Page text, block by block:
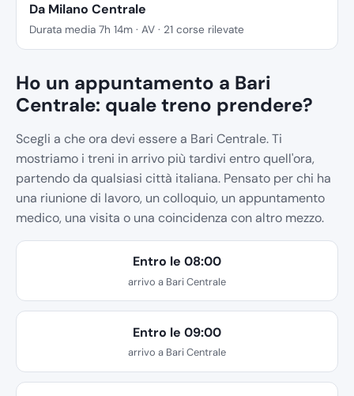
Da Milano Centrale
Durata media 7h 14m · AV · 21 corse rilevate
Ho un appuntamento a Bari
Centrale: quale treno prendere?
Scegli a che ora devi essere a Bari Centrale. Ti
mostriamo i treni in arrivo più tardivi entro quell'ora,
partendo da qualsiasi città italiana. Pensato per chi ha
una riunione di lavoro, un colloquio, un appuntamento
medico, una visita o una coincidenza con altro mezzo.
Entro le 08:00
arrivo a Bari Centrale
Entro le 09:00
arrivo a Bari Centrale